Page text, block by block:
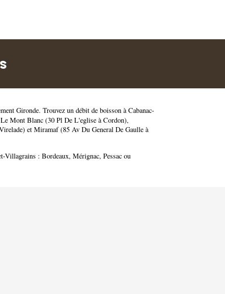
Gironde. Trouvez un débit de boisson à Cabanac-
Le Mont Blanc (30 Pl De L'eglise à Cordon),
et Miramaf (85 Av Du General De Gaulle à
Villagrains : Bordeaux, Mérignac, Pessac ou